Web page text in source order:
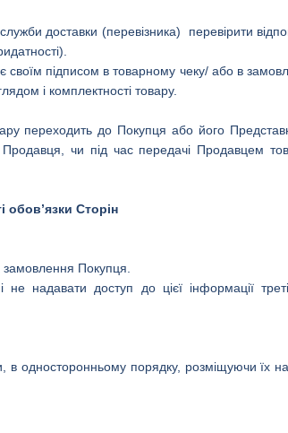
доставки (перевізника) перевірити
підписом в товарному чеку/ або в
і комплектності товару.
переходить до Покупця або його
чи під час передачі Продавцем
обов’язки Сторін
замовлення Покупця.
надавати доступ до цієї інформації
односторонньому порядку, розміщуючи їх на